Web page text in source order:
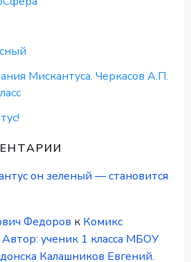
Мискантуса. Черкасов А.П.
он зеленый — становится
Федоров к Комикс
Автор: ученик 1 класса МБОУ
Калашников Евгений.